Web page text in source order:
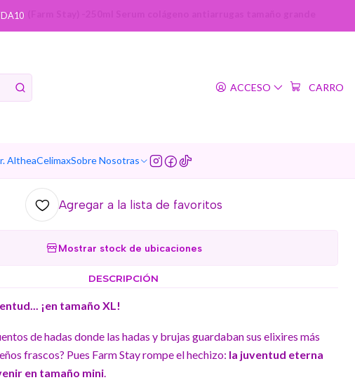
ACCESO CARRO
AltheaCelimaxSobre Nosotras
(Farm Stay) -250ml Serum colágeno antiarrugas tamaño grande
& Hyaluronic Acid
(Farm Stay) -250ml Serum
grande
Agregar a la lista de favoritos
Mostrar stock de ubicaciones
DESCRIPCIÓN
¡en tamaño XL!
de hadas donde las hadas y brujas guardaban sus elixires más
frascos? Pues Farm Stay rompe el hechizo: la juventud eterna
en tamaño mini.